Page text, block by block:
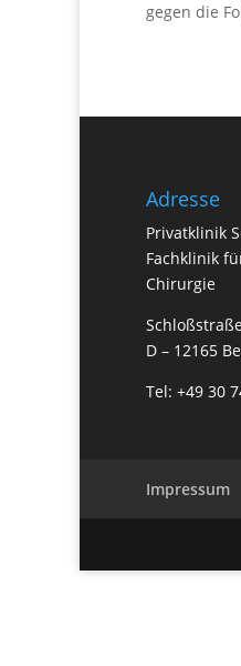
gegen die
Adresse
Privatklinik
Fachklinik
Chirurgie
D – 12165
Tel: +49 30
Impressum